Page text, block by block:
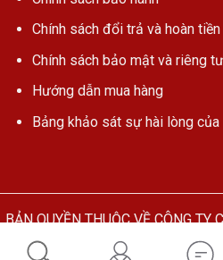
Chính sách đổi trả và hoàn tiền
Chính sách bảo mật và riêng tư
Hướng dẫn mua hàng
Bảng khảo sát sự hài lòng của
BẢN QUYỀN THUỘC VỀ CÔNG TY
TẠO & CHUYỂN GIAO